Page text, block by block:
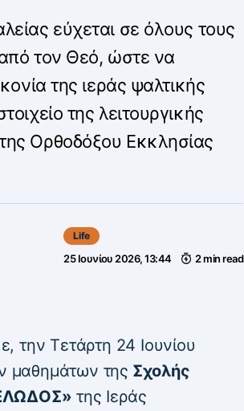
εύχεται σε όλους τους
τον Θεό, ώστε να
της ιεράς ψαλτικής
της λειτουργικής
Ορθοδόξου Εκκλησίας
Life
25 Ιουνίου 2026, 13:44 2 min read
την Τετάρτη 24 Ιουνίου
μαθημάτων της Σχολής
της Ιεράς